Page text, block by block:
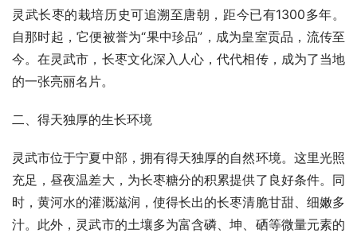
灵武长枣的栽培历史可追溯至唐朝，距今已有1300多年。
自那时起，它便被誉为“果中珍品”，成为皇室贡品，流传至
今。在灵武市，长枣文化深入人心，代代相传，成为了当地
的一张亮丽名片。
二、得天独厚的生长环境
灵武市位于宁夏中部，拥有得天独厚的自然环境。这里光照
充足，昼夜温差大，为长枣糖分的积累提供了良好条件。同
时，黄河水的灌溉滋润，使得长出的长枣清脆甘甜、细嫩多
汁。此外，灵武市的土壤多为富含磷、坤、硒等微量元素的